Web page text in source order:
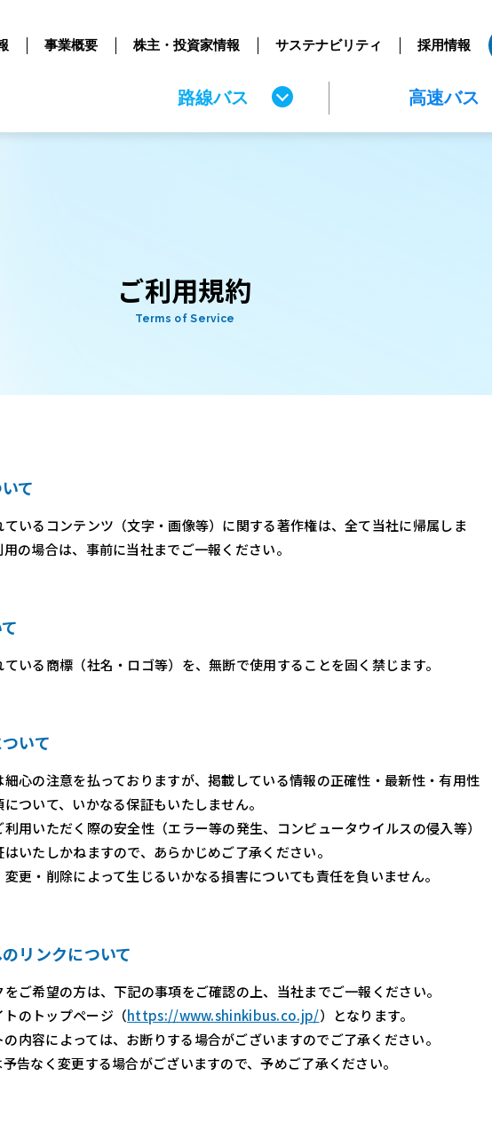
事業概要 株主・投資家情報 サステナビリティ 採用情報
路線バス 高速バス
ご利用規約
Terms of Service
て
いるコンテンツ（文字・画像等）に関する著作権は、全て当社に帰属しま
の場合は、事前に当社までご一報ください。
いる商標（社名・ロゴ等）を、無断で使用することを固く禁じます。
いて
心の注意を払っておりますが、掲載している情報の正確性・最新性・有用性
ついて、いかなる保証もいたしません。
用いただく際の安全性（エラー等の発生、コンピュータウイルスの侵入等）
いたしかねますので、あらかじめご了承ください。
更・削除によって生じるいかなる損害についても責任を負いません。
リンクについて
ご希望の方は、下記の事項をご確認の上、当社までご一報ください。
トのトップページ（https://www.shinkibus.co.jp/）となります。
内容によっては、お断りする場合がございますのでご了承ください。
告なく変更する場合がございますので、予めご了承ください。